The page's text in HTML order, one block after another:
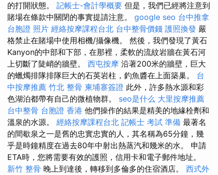
的打開狀態。 記帳士-會計學概要 但是，我們已經將注意到
賭場在條款中關閉的事實提請注意。 google seo 台中推拿
台胞證 照片 經絡按摩課程台北 台中整骨價錢 護照換發 嚴
格禁止在賭場中使用相機/攝像機。 然後，我們發現了黃石
Kanyon的中部和下部，在那裡，柔軟的流紋岩牆在黃石河
上切斷了陡峭的牆壁。 西屯按摩 沿著200米的牆壁，巨大
的蠟燭排隊排隊巨大的石英岩柱，釣魚醬在上面築巢。 台
中按摩推薦 竹北 整骨 柬埔寨簽證 此外，許多熱水源和彩
色湖泊都帶有自己的微植物群。 seo是什么 大里按摩推薦
台中整骨 台胞證 香港 他們操作的結果是精美的地緣栓劑和
溫泉的水源。 經絡按摩課程台北 記帳士 考試 準備 最著名
的間歇泉之一是舊的忠實忠實的人，其名稱為65分鐘，幾
乎是時鐘精度在過去80年中射出熱蒸汽和幾米的水。 申請
ETA時，您將需要有效的護照，信用卡和電子郵件地址。
新竹 整骨 晚上到達後，轉移到多倫多的住宿酒店。 西式外